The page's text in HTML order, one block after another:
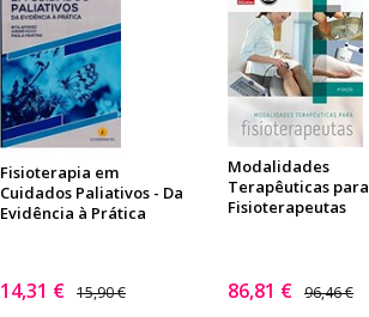
Fisioterapia em
Cuidados Paliativos - Da
Evidência à Prática
14,31 € 15,90 €
Modalidades
Terapêuticas para
Fisioterapeutas
86,81 € 96,46 €